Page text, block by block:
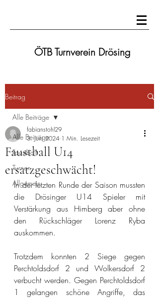
ÖTB Turnverein Drösing
Beitrag
Alle Beiträge
Faustball
Turnen
Allgemein
Alle Beiträge
Faustball U14
ersatzgeschwächt!
fabianstohl29
3. Juni 2024 1 Min. Lesezeit
In der letzten Runde der Saison mussten
die Drösinger U14 Spieler mit
Verstärkung aus Himberg aber ohne
den Rückschläger Lorenz Ryba
auskommen.
Trotzdem konnten 2 Siege gegen
Perchtoldsdorf 2 und Wolkersdorf 2
verbucht werden. Gegen Perchtoldsdorf
1 gelangen schöne Angriffe, das